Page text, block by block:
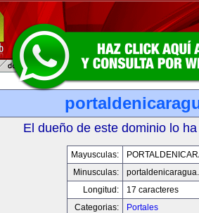
El dueño de este dominio lo
Mayusculas:
Minusculas:
Longitud:
17 caracteres
Categorias:
Portales